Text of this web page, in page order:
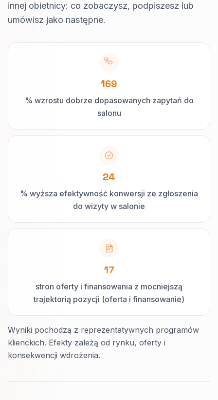
innej obietnicy: co zobaczysz, podpiszesz lub
umówisz jako następne.
169
% wzrostu dobrze dopasowanych zapytań do
salonu
24
% wyższa efektywność konwersji ze zgłoszenia
do wizyty w salonie
17
stron oferty i finansowania z mocniejszą
trajektorią pozycji (oferta i finansowanie)
Wyniki pochodzą z reprezentatywnych programów
klienckich. Efekty zależą od rynku, oferty i
konsekwencji wdrożenia.